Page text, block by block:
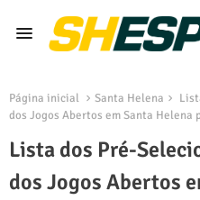
Página inicial Santa Helena
dos Jogos Abertos em Santa Helena
Lista dos Pré-
dos Jogos Abertos